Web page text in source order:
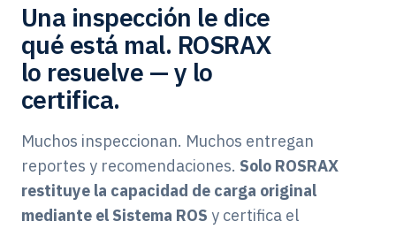
Una inspección le dice
qué está mal. ROSRAX
lo resuelve — y lo
certifica.
Muchos inspeccionan. Muchos entregan
reportes y recomendaciones. Solo ROSRAX
restituye la capacidad de carga original
mediante el Sistema ROS y certifica el